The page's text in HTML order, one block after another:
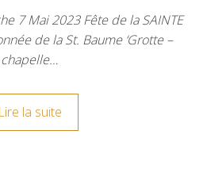
7 Mai 2023 Fête de la SAINTE
de la St. Baume ‘Grotte –
chapelle…
Lire la suite